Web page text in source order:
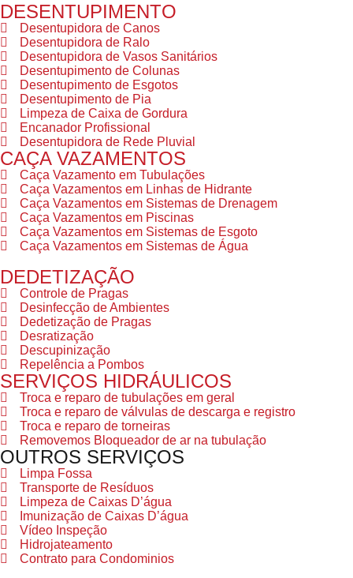
DESENTUPIMENTO
Desentupidora de Canos
Desentupidora de Ralo
Desentupidora de Vasos Sanitários
Desentupimento de Colunas
Desentupimento de Esgotos
Desentupimento de Pia
Limpeza de Caixa de Gordura
Encanador Profissional
Desentupidora de Rede Pluvial
CAÇA VAZAMENTOS
Caça Vazamento em Tubulações
Caça Vazamentos em Linhas de Hidrante
Caça Vazamentos em Sistemas de Drenagem
Caça Vazamentos em Piscinas
Caça Vazamentos em Sistemas de Esgoto
Caça Vazamentos em Sistemas de Água
DEDETIZAÇÃO
Controle de Pragas
Desinfecção de Ambientes
Dedetização de Pragas
Desratização
Descupinização
Repelência a Pombos
SERVIÇOS HIDRÁULICOS
Troca e reparo de tubulações em geral
Troca e reparo de válvulas de descarga e registro
Troca e reparo de torneiras
Removemos Bloqueador de ar na tubulação
OUTROS SERVIÇOS
Limpa Fossa
Transporte de Resíduos
Limpeza de Caixas D’água
Imunização de Caixas D’água
Vídeo Inspeção
Hidrojateamento
Contrato para Condominios